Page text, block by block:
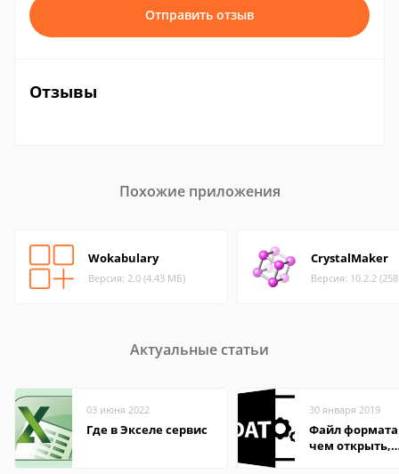
Отправить отзыв
Отзывы
Похожие приложения
Wokabulary
Версия: 2.0 (4.43 МБ)
CrystalMaker
Версия: 10.2.2
Актуальные статьи
03 июня 2022
Где в Экселе сервис
30 января 2019
Файл формата
чем открыть,